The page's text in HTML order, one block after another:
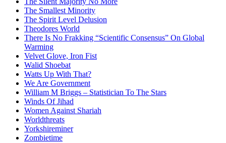
The Smallest Minority
The Spirit Level Delusion
Theodores World
There Is No Frakking “Scientific Consensus” On Global
Warming
Velvet Glove, Iron Fist
Walid Shoebat
Watts Up With That?
We Are Government
William M Briggs – Statistician To The Stars
Winds Of Jihad
Women Against Shariah
Worldthreats
Yorkshireminer
Zombietime